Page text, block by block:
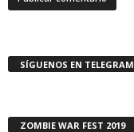
SÍGUENOS EN TELEGRAM
ZOMBIE WAR FEST 2019